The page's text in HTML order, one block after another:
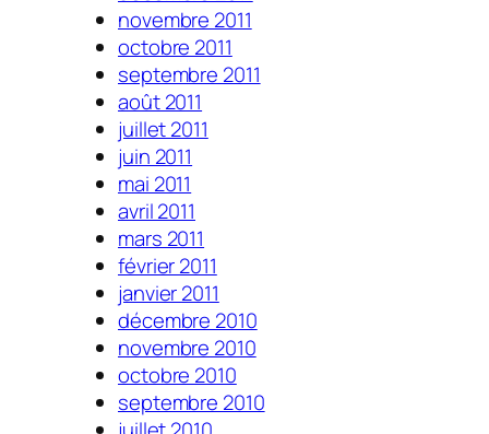
novembre 2011
octobre 2011
septembre 2011
août 2011
juillet 2011
juin 2011
mai 2011
avril 2011
mars 2011
février 2011
janvier 2011
décembre 2010
novembre 2010
octobre 2010
septembre 2010